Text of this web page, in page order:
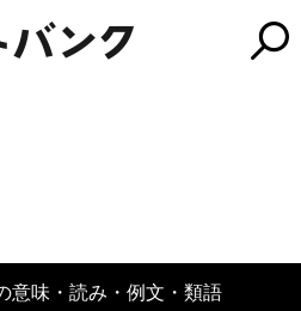
意味・読み・例文・類語